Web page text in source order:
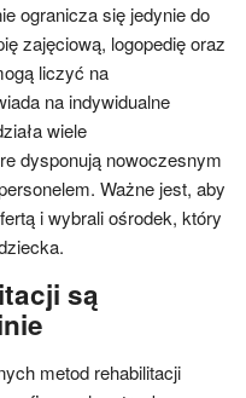
ogranicza się jedynie do
zajęciową, logopedię oraz
liczyć na
na indywidualne
wiele
dysponują nowoczesnym
Ważne jest, aby
i wybrali ośrodek, który
są
metod rehabilitacji